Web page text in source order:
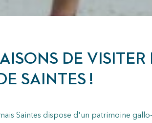
DE
SAINTES !
Saintes dispose d'un patrimoine